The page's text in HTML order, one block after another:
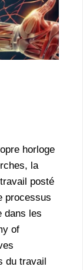
horloge
la
posté
processus
dans les
of
du travail